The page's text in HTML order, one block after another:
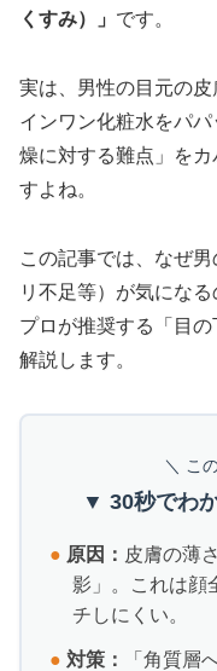
くすみ）」 です。
実は、男性の目元の
インワン化粧水をパ
燥に対する難点」を
すよね。
この記事では、なぜ
リ不足等）が気にな
プロが推奨する「目
解説します。
＼ こ
▼ 30秒でわ
● 原因： 皮膚の薄
影」。これは顔
チしにくい。
● 対策：
「角質層